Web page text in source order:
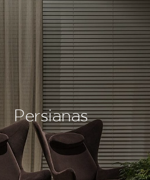
Persianas